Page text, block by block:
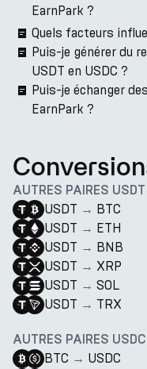
EarnPark ?
Quels facteurs
Puis-je générer du
USDT en USDC ?
Puis-je échanger
EarnPark ?
AUTRES PAIRES USDT
USDT → BTC
USDT → ETH
USDT → BNB
USDT → XRP
USDT → SOL
USDT → TRX
AUTRES PAIRES USDC
BTC → USDC